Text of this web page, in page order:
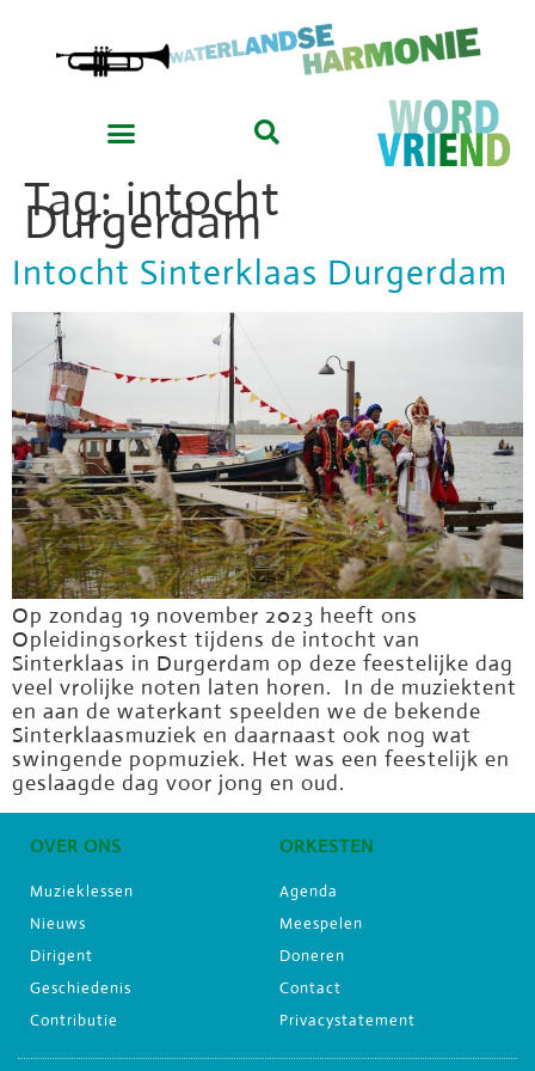
Tag:intocht
Durgerdam
Intocht Sinterklaas Durgerdam
Op zondag 19 november 2023 heeft ons
Opleidingsorkest tijdens de intocht van
Sinterklaas in Durgerdam op deze feestelijke dag
veel vrolijke noten laten horen. In de muziektent
en aan de waterkant speelden we de bekende
Sinterklaasmuziek en daarnaast ook nog wat
swingende popmuziek. Het was een feestelijk en
geslaagde dag voor jong en oud.
OVER ONS
Muzieklessen
Nieuws
Dirigent
Geschiedenis
Contributie
ORKESTEN
Agenda
Meespelen
Doneren
Contact
Privacystatement